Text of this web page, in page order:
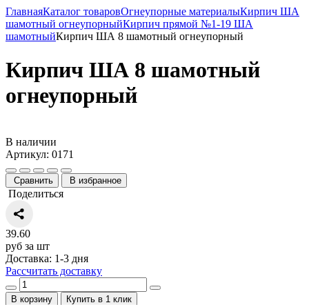
ГлавнаяКаталог товаровОгнеупорные материалыКирпич ША
шамотный огнеупорныйКирпич прямой №1-19 ША
шамотныйКирпич ША 8 шамотный огнеупорный
Кирпич ША 8 шамотный
огнеупорный
В наличии
Артикул: 0171
Сравнить В избранное
Поделиться
39.60
руб за шт
Доставка: 1-3 дня
Рассчитать доставку
В корзину Купить в 1 клик